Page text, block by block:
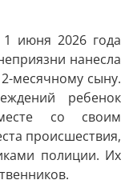
июня 2026 года
нанесла
месячному сыну.
ребенок
со своим
происшествия,
полиции. Их